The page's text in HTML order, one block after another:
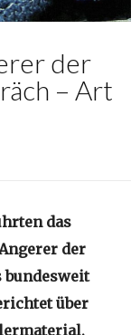
der
– Art
das
der
bundesweit
über